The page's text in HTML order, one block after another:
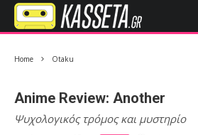
Home Otaku
Anime Review: Another
Ψυχολογικός τρόμος και μυστηρίο